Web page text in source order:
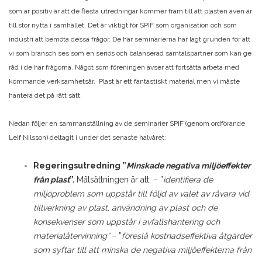
som är positiv är att de flesta utredningar kommer fram till att plasten även är
till stor nytta i samhället. Det är viktigt för SPIF som organisation och som
industri att bemöta dessa frågor. De här seminarierna har lagt grunden för att
vi som bransch ses som en seriös och balanserad samtalspartner som kan ge
råd i de här frågorna. Något som föreningen avser att fortsätta arbeta med
kommande verksamhetsår. Plast är ett fantastiskt material men vi måste
hantera det på rätt sätt.
Nedan följer en sammanställning av de seminarier SPIF (genom ordförande
Leif Nilsson) deltagit i under det senaste halvåret:
Regeringsutredning ”Minskade negativa miljöeffekter
från plast”. Målsättningen är att: – ”identifiera de
miljöproblem som uppstår till följd av valet av råvara vid
tillverkning av plast, användning av plast och de
konsekvenser som uppstår i avfallshantering och
materialåtervinning” – ”föreslå kostnadseffektiva åtgärder
som syftar till att minska de negativa miljöeffekterna från